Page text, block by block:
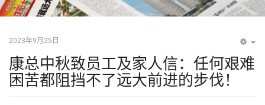
2023年9月25日
康总中秋致员工及家人信：任何艰难
困苦都阻挡不了远大前进的步伐！